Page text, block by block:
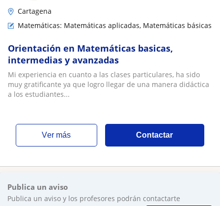
Cartagena
Matemáticas: Matemáticas aplicadas, Matemáticas básicas
Orientación en Matemáticas basicas,
intermedias y avanzadas
Mi experiencia en cuanto a las clases particulares, ha sido
muy gratificante ya que logro llegar de una manera didáctica
a los estudiantes...
ver más Contactar
Publica un aviso
Publica un aviso y los profesores podrán contactarte